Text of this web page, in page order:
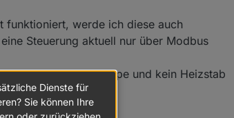
funktioniert, werde ich diese auch
Steuerung aktuell nur über Modbus
Lambda-Wärmepumpe und kein Heizstab
bei Problemen.
Dienste für
Sie können Ihre